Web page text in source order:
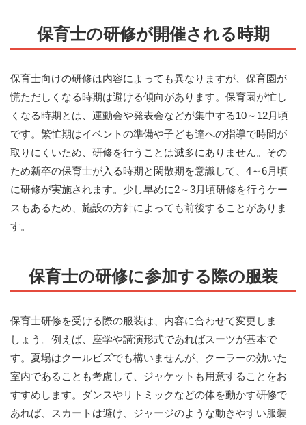
保育士の研修が開催される時期
保育士向けの研修は内容によっても異なりますが、保育園が
慌ただしくなる時期は避ける傾向があります。保育園が忙し
くなる時期とは、運動会や発表会などが集中する10～12月頃
です。繁忙期はイベントの準備や子ども達への指導で時間が
取りにくいため、研修を行うことは滅多にありません。その
ため新卒の保育士が入る時期と閑散期を意識して、4～6月頃
に研修が実施されます。少し早めに2～3月頃研修を行うケー
スもあるため、施設の方針によっても前後することがありま
す。
保育士の研修に参加する際の服装
保育士研修を受ける際の服装は、内容に合わせて変更しま
しょう。例えば、座学や講演形式であればスーツが基本で
す。夏場はクールビズでも構いませんが、クーラーの効いた
室内であることも考慮して、ジャケットも用意することをお
すすめします。ダンスやリトミックなどの体を動かす研修で
あれば、スカートは避け、ジャージのような動きやすい服装